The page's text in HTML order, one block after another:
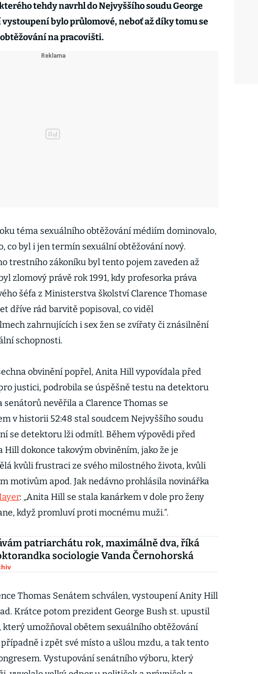
tehdy navrhl do Nejvyššího soudu George
vystoupení bylo průlomové, neboť až díky tomu se
na pracovišti.
téma sexuálního obtěžování médiím dominovalo,
co byl i jen termín sexuální obtěžování nový.
trestního zákoníku byl tento pojem zaveden až
zlomový právě rok 1991, kdy profesorka práva
šéfa z Ministerstva školství Clarence Thomase
dříve rád barvitě popisoval, co viděl
zahrnujících i sex žen se zvířaty či znásilnění
schopnosti.
obvinění popřel, Anita Hill vypovídala před
justici, podrobila se úspěšně testu na detektoru
senátorů nevěřila a Clarence Thomas se
v historii 52:48 stal soudcem Nejvyššího soudu
se detektoru lži odmítl. Během výpovědi před
dokonce takovým obviněním, jako že je
kvůli frustraci ze svého milostného života, kvůli
motivům apod. Jak nedávno prohlásila novinářka
: „Anita Hill se stala kanárkem v dole pro ženy
když promluví proti mocnému muži.“.
patriarchátu rok, maximálně dva, říká
sociologie Vanda Černohorská
Thomas Senátem schválen, vystoupení Anity Hill
Krátce potom prezident George Bush st. upustil
který umožňoval obětem sexuálního obtěžování
i zpět své místo a ušlou mzdu, a tak tento
Vystupování senátního výboru, který